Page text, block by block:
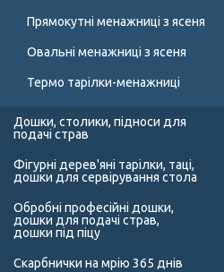
Прямокутні менажниці з ясеня
Овальні менажниці з ясеня
Термо тарілки-менажниці
Дошки, столики, підноси для
подачі страв
Фігурні дерев'яні тарілки, таці,
дошки для сервірування стола
Обробні професійні дошки,
дошки для подачі страв,
дошки під піцу
Скарбнички на мрію 365 днів